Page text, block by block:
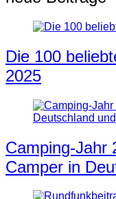
Die 100
2025
Camping-Jahr
Camper in